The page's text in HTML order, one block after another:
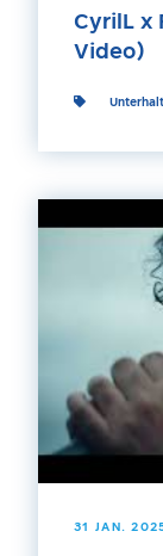
CyrilL x
Video)
31 JAN.